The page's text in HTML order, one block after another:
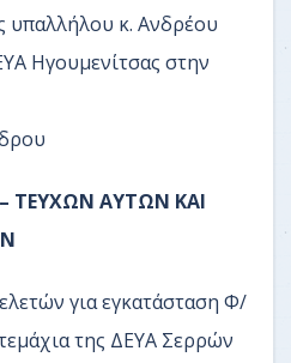
υπαλλήλου κ. Ανδρέου
Ηγουμενίτσας στην
ΤΕΥΧΩΝ ΑΥΤΩΝ ΚΑΙ
για εγκατάσταση Φ/
της ΔΕΥΑ Σερρών